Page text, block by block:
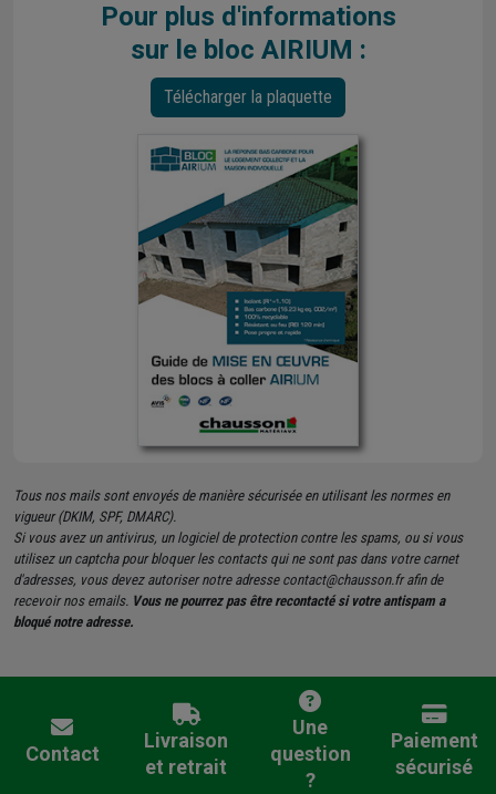
Pour plus d'informations
sur le bloc AIRIUM :
Télécharger la plaquette
Tous nos mails sont envoyés de manière sécurisée en utilisant les normes en
vigueur (DKIM, SPF, DMARC).
Si vous avez un antivirus, un logiciel de protection contre les spams, ou si vous
utilisez un captcha pour bloquer les contacts qui ne sont pas dans votre carnet
d'adresses, vous devez autoriser notre adresse contact@chausson.fr afin de
recevoir nos emails. Vous ne pourrez pas être recontacté si votre antispam a
bloqué notre adresse.
Contact
Livraison
et retrait
Une
question
?
Paiement
sécurisé